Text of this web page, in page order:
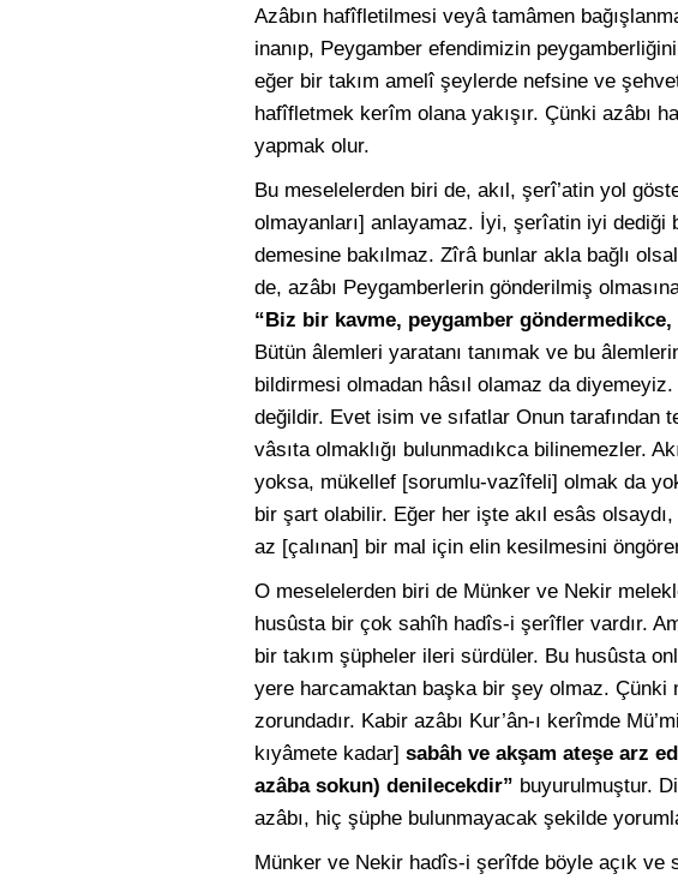
Azâbın hafîfletilmesi veyâ tamâmen
inanıp, Peygamber efendimizin
eğer bir takım amelî şeylerde nefsine ve
hafîfletmek kerîm olana yakışır. Çünki azâbı
yapmak olur.
Bu meselelerden biri de, akıl, şerî’atin yol
olmayanları] anlayamaz. İyi, şerîatin iyi dediği
demesine bakılmaz. Zîrâ bunlar akla bağlı
de, azâbı Peygamberlerin gönderilmiş
“Biz bir kavme, peygamber göndermedikce,
Bütün âlemleri yaratanı tanımak ve bu
bildirmesi olmadan hâsıl olamaz da
değildir. Evet isim ve sıfatlar Onun tarafından
vâsıta olmaklığı bulunmadıkca bilinemezler.
yoksa, mükellef [sorumlu-vazîfeli] olmak da
bir şart olabilir. Eğer her işte akıl esâs
az [çalınan] bir mal için elin kesilmesini
O meselelerden biri de Münker ve Nekir
husûsta bir çok sahîh hadîs-i şerîfler vardır.
bir takım şüpheler ileri sürdüler. Bu husûsta
yere harcamaktan başka bir şey olmaz. Çünki
zorundadır. Kabir azâbı Kur’ân-ı kerîmde
kıyâmete kadar] sabâh ve akşam ateşe arz
azâba sokun) denilecekdir” buyurulmuştur.
azâbı, hiç şüphe bulunmayacak şekilde
Münker ve Nekir hadîs-i şerîfde böyle açık ve